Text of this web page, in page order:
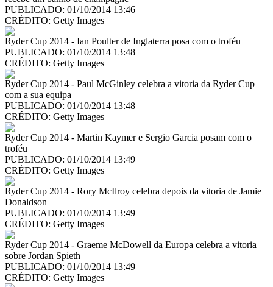
PUBLICADO: 01/10/2014 13:46
CRÉDITO: Getty Images
Ryder Cup 2014 - Ian Poulter de Inglaterra posa com o troféu
PUBLICADO: 01/10/2014 13:48
CRÉDITO: Getty Images
Ryder Cup 2014 - Paul McGinley celebra a vitoria da Ryder Cup
com a sua equipa
PUBLICADO: 01/10/2014 13:48
CRÉDITO: Getty Images
Ryder Cup 2014 - Martin Kaymer e Sergio Garcia posam com o
troféu
PUBLICADO: 01/10/2014 13:49
CRÉDITO: Getty Images
Ryder Cup 2014 - Rory McIlroy celebra depois da vitoria de Jamie
Donaldson
PUBLICADO: 01/10/2014 13:49
CRÉDITO: Getty Images
Ryder Cup 2014 - Graeme McDowell da Europa celebra a vitoria
sobre Jordan Spieth
PUBLICADO: 01/10/2014 13:49
CRÉDITO: Getty Images